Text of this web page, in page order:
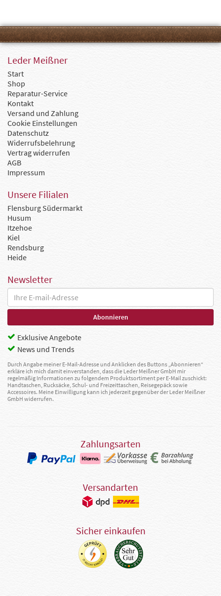
Leder Meißner
Start
Shop
Reparatur-Service
Kontakt
Versand und Zahlung
Cookie Einstellungen
Datenschutz
Widerrufsbelehrung
Vertrag widerrufen
AGB
Impressum
Unsere Filialen
Flensburg Südermarkt
Husum
Itzehoe
Kiel
Rendsburg
Heide
Newsletter
Exklusive Angebote
News und Trends
Durch Angabe meiner E-Mail-Adresse und Anklicken des Buttons „Abonnieren“
erkläre ich mich damit einverstanden, dass die Leder Meißner GmbH mir
regelmäßig Informationen zu folgendem Produktsortiment per E-Mail zuschickt:
Handtaschen, Rucksäcke, Schul- und Freizeittaschen, Reisegepäck sowie
Accessoires. Meine Einwilligung kann ich jederzeit gegenüber der Leder Meißner
GmbH widerrufen.
Zahlungsarten
Versandarten
Sicher einkaufen